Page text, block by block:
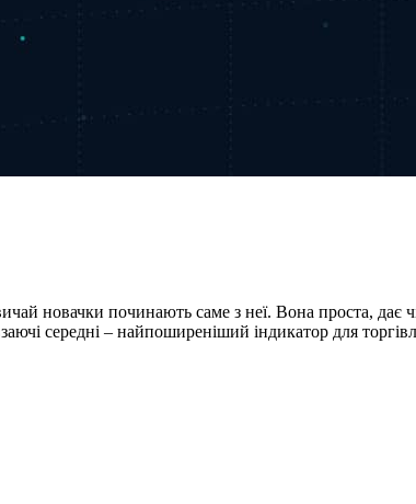
новачки починають саме з неї. Вона проста,
середні – найпоширеніший індикатор для